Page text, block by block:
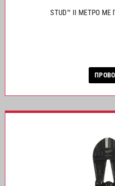
STUD™ II ΜΕΤΡΟ ΜΕ